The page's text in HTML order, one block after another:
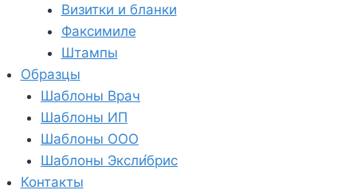
Визитки и бланки
Факсимиле
Штампы
Образцы
Шаблоны Врач
Шаблоны ИП
Шаблоны ООО
Шаблоны Эксли́брис
Контакты